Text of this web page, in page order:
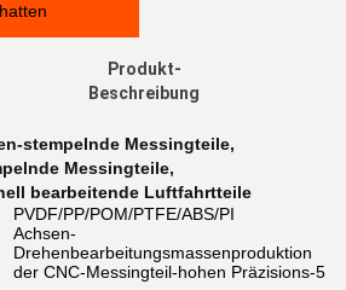
Produkt-
Beschreibung
stempelnde Messingteile,
Messingteile,
bearbeitende Luftfahrtteile
PVDF/PP/POM/PTFE/ABS/PI
Achsen-
Drehenbearbeitungsmassenproduktion
der CNC-Messingteil-hohen Präzisions-5